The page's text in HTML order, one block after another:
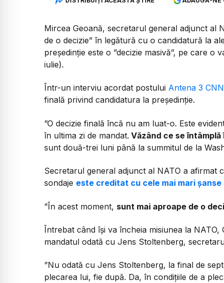
Mircea Geoană, secretarul general adjunct al
de o decizie” în legătură cu o candidatură la
președinție este o ”decizie masivă”, pe care o
iulie).
Într-un interviu acordat postului Antena 3 CNN
finală privind candidatura la președinție.
”O decizie finală încă nu am luat-o. Este
în ultima zi de mandat. Văzând ce se
sunt două-trei luni până la summitul de la
Secretarul general adjunct al NATO a afirmat
sondaje este creditat cu cele mai mari
”În acest moment, sunt mai aproape de o
Întrebat când își va încheia misiunea la
mandatul odată cu Jens Stoltenberg,
”Nu odată cu Jens Stoltenberg, la final de
plecarea lui, fie după. Da, în condițiile de a